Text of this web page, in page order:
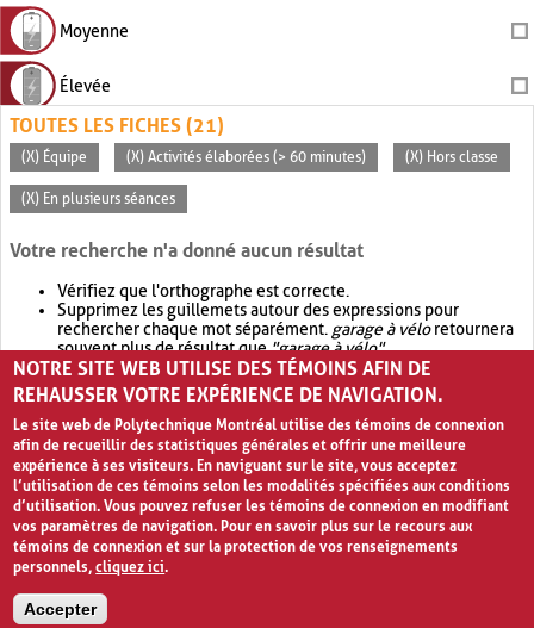
Moyenne
Élevée
TOUTES LES FICHES (21)
(X) Équipe (X) Activités élaborées (> 60 minutes) (X) Hors classe
(X) En plusieurs séances
Votre recherche n'a donné aucun résultat
Vérifiez que l'orthographe est correcte.
Supprimez les guillemets autour des expressions pour
rechercher chaque mot séparément. garage à véloretournera
souvent plus de résultat que"garage à vélo".
Envisagez d'élargir votre recherche avec OR.garage OR vélo
retournera souvent plus de résultat quegarage à vélo
NOTRE SITE WEB UTILISE DES TÉMOINS AFIN DE
REHAUSSER VOTRE EXPÉRIENCE DE NAVIGATION.
Le site web de Polytechnique Montréal utilise des témoins de connexion
afin de recueillir des statistiques générales et offrir une meilleure
expérience à ses visiteurs. En naviguant sur le site, vous acceptez
l’utilisation de ces témoins selon les modalités spécifiées aux conditions
d’utilisation. Vous pouvez refuser les témoins de connexion en modifiant
vos paramètres de navigation. Pour en savoir plus sur le recours aux
témoins de connexion et sur la protection de vos renseignements
personnels,cliquez ici.
Accepter